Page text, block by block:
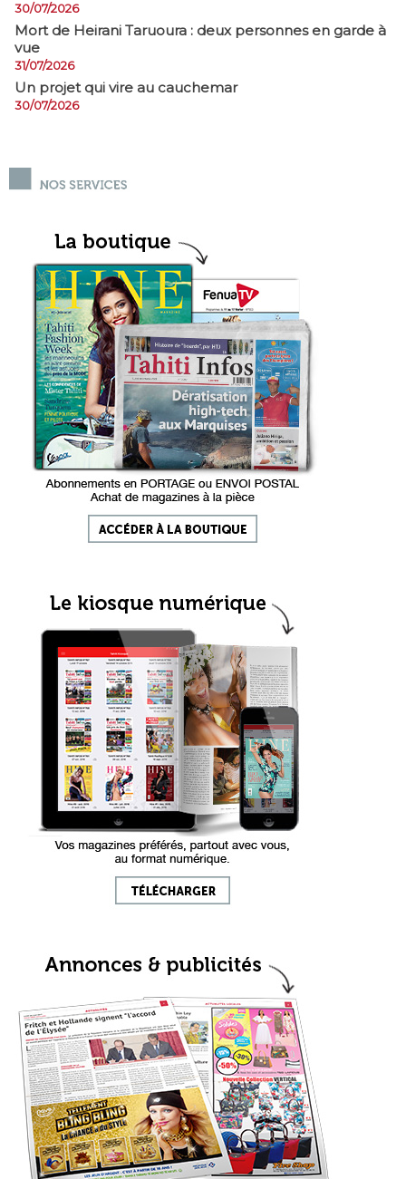
30/07/2026
Mort de Heirani Taruoura : deux personnes en garde à
vue
31/07/2026
Un projet qui vire au cauchemar
30/07/2026